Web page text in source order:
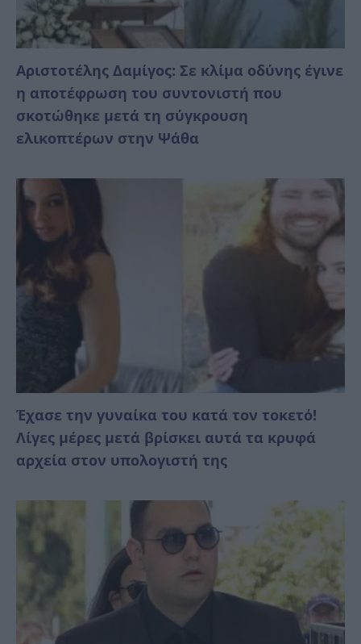
Αριστοτέλης Δαμίγος: Σε κλίμα οδύνης έγινε
η αποτέφρωση του συντονιστή που
σκοτώθηκε μετά τη σύγκρουση
ελικοπτέρων στην Ψάθα
Έχασε την γυναίκα του κατά τον τοκετό!
Λίγες μέρες μετά βρίσκει αυτά τα κρυφά
αρχεία στον υπολογιστή της